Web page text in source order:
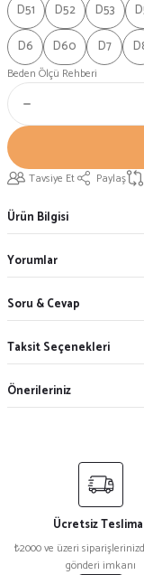
D51
D52 D53
D6
D60 D7
Beden Ölçü Rehberi
Tavsiye Et Paylaş
Ürün Bilgisi
Yorumlar
Soru & Cevap
Taksit Seçenekleri
Önerileriniz
Ücretsiz
₺2000 ve üzeri
gönderi imkanı